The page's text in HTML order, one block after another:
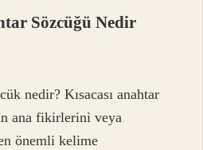
Sözcüğü Nedir
nedir? Kısacası anahtar
ana fikirlerini veya
önemli kelime